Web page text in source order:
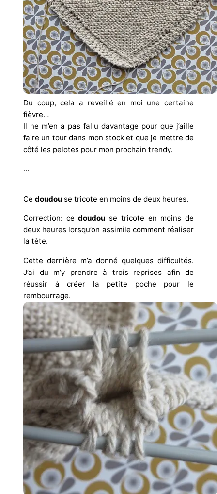
Du coup, cela a réveillé en moi une certaine
fièvre…
Il ne m’en a pas fallu davantage pour que j’aille
faire un tour dans mon stock et que je mettre de
côté les pelotes pour mon prochain trendy.
…
Ce doudou se tricote en moins de deux heures.
Correction: cedoudou se tricote en moins de
deux heures lorsqu’on assimile comment réaliser
la tête.
Cette dernière m’a donné quelques difficultés.
J’ai du m’y prendre à trois reprises afin de
réussir à créer la petite poche pour le
rembourrage.